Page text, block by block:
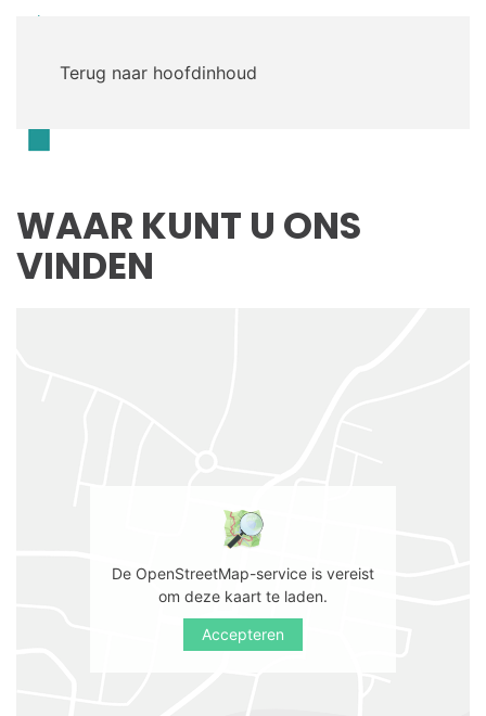
Terug naar hoofdinhoud
WAAR KUNT U ONS
VINDEN
De OpenStreetMap-service is vereist
om deze kaart te laden.
Accepteren